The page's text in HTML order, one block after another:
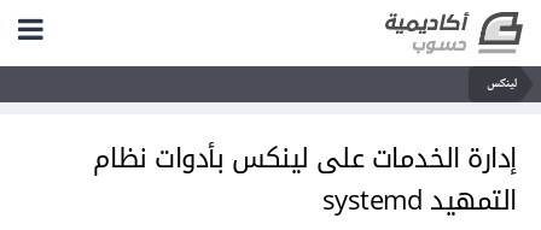
لينكس
إدارة الخدمات على لينكس بأدوات نظام
التمهيد systemd